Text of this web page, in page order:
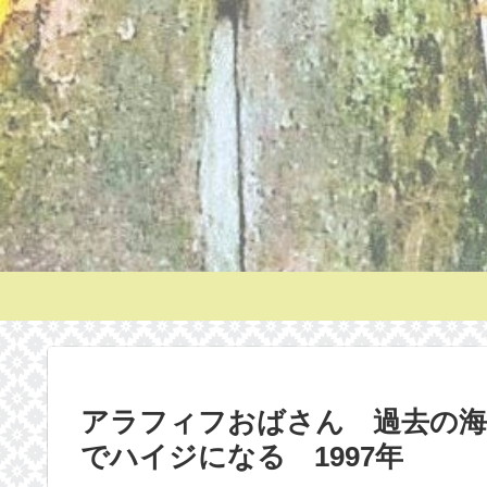
アラフィフおばさん 過去の
でハイジになる 1997年